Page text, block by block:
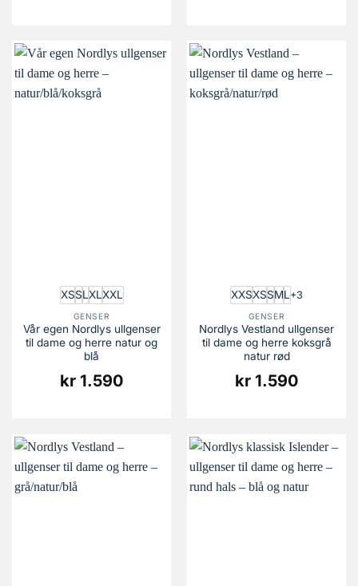
XSSLXLXXL
GENSER
Vår egen Nordlys ullgenser
til dame og herre natur og
blå
kr 1.590
XXSXSSML+3
GENSER
Nordlys Vestland ullgenser
til dame og herre koksgrå
natur rød
kr 1.590